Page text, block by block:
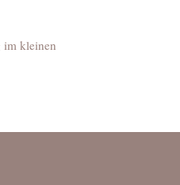
im kleinen